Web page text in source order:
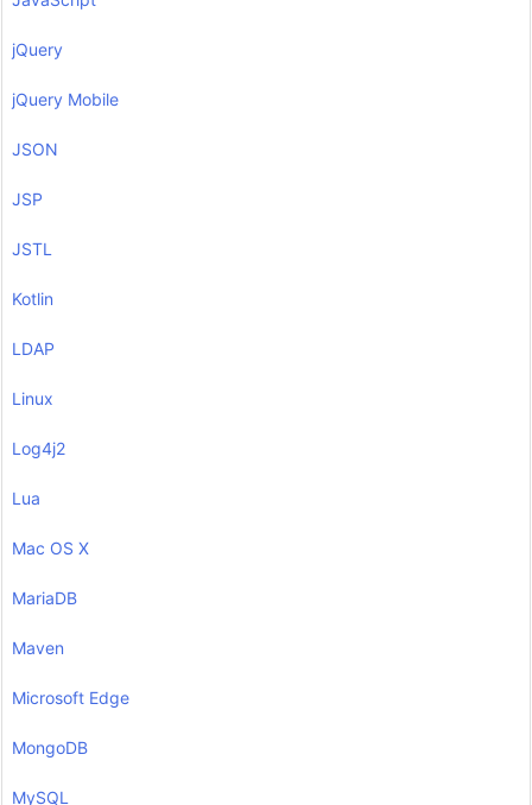
jQuery
jQuery Mobile
JSON
JSP
JSTL
Kotlin
LDAP
Linux
Log4j2
Lua
Mac OS X
MariaDB
Maven
Microsoft Edge
MongoDB
MySQL